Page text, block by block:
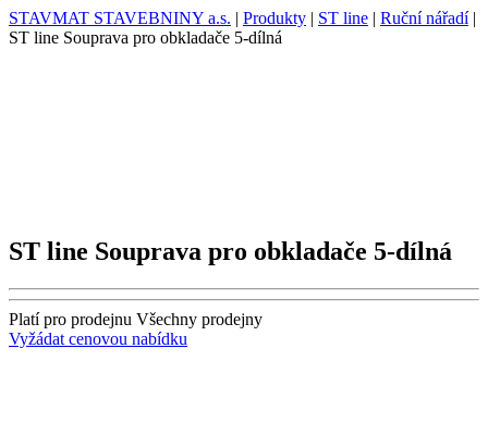
STAVMAT STAVEBNINY a.s. | Produkty | ST line | Ruční nářadí|
ST line Souprava pro obkladače 5-dílná
ST line Souprava pro obkladače 5-dílná
Platí pro prodejnu Všechny prodejny
Vyžádat cenovou nabídku